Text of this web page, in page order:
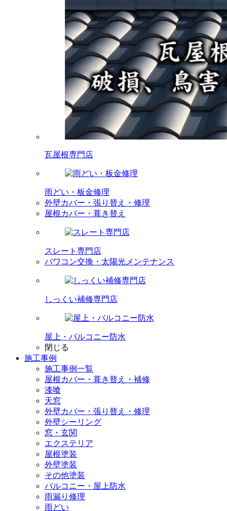
瓦屋根専門店
雨どい・板金修理
外壁カバー・張り替え・修理
屋根カバー・葺き替え
スレート専門店
パワコン交換・太陽光メンテナンス
しっくい補修専門店
屋上・バルコニー防水
閉じる
施工事例
施工事例一覧
屋根カバー・葺き替え・補修
漆喰
天窓
外壁カバー・張り替え・修理
外壁シーリング
窓・玄関
エクステリア
屋根塗装
外壁塗装
その他塗装
バルコニー・屋上防水
雨漏り修理
雨どい